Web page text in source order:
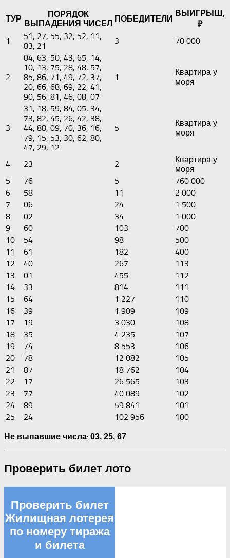
ТУР
ПОРЯДОК
ВЫПАДЕНИЯ ЧИСЕЛ
ПОБЕДИТЕЛИ
ВЫИГРЫШ,
₽
1
51, 27, 55, 32, 52, 11,
83, 21
3 70 000
2
04, 63, 50, 43, 65, 14,
10, 13, 75, 28, 48, 57,
85, 86, 71, 49, 72, 37,
20, 66, 68, 69, 22, 41,
90, 56, 81, 46, 08, 07
1
Квартира у
моря
3
31, 18, 59, 84, 05, 34,
73, 82, 45, 26, 42, 38,
44, 88, 09, 70, 36, 16,
79, 15, 53, 30, 62, 80,
47, 29, 12
5
Квартира у
моря
4 23 2
Квартира у
моря
5
76 5
760 000
6
58 11
2 000
7
06 24
1 500
8
02 34
1 000
9
60 103
700
10
54 98
500
11
61 182
400
12
40 267
113
13
01 455
112
14
33 814
111
15
64 1 227
110
16
39 1 909
109
17
19 3 030
108
18
35 4 235
107
19
74 8 553
106
20
78 12 082
105
21
87 18 762
104
22
17 26 565
103
23
77 40 089
102
24
89 59 841
101
25
24 102 956 100
Не выпавшие числа: 03, 25, 67
Проверить билет лото
Проверить билет
Жилищная лотерея
по номеру тиража
и билета